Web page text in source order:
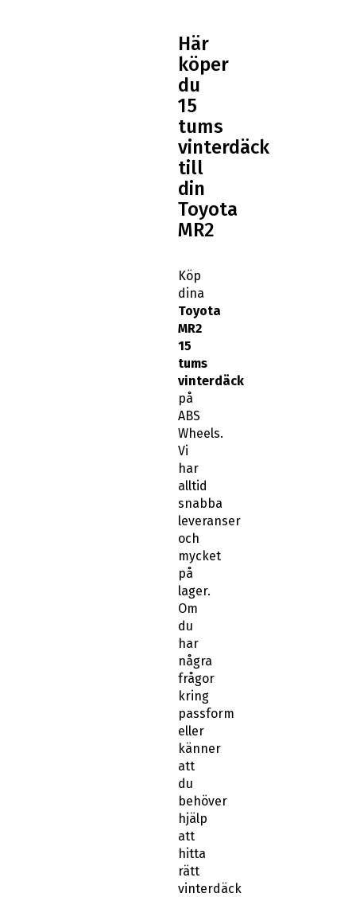
Här
köper
du
15
tums
vinterdäck
till
din
Toyota
MR2
Köp
dina
Toyota
MR2
15
tums
vinterdäck
på
ABS
Wheels.
Vi
har
alltid
snabba
leveranser
och
mycket
på
lager.
Om
du
har
några
frågor
kring
passform
eller
känner
att
du
behöver
hjälp
att
hitta
rätt
vinterdäck